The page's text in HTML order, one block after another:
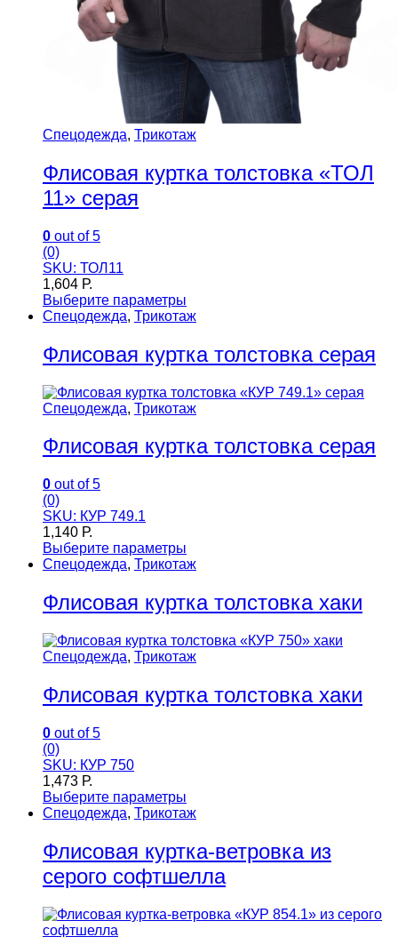
Спецодежда, Трикотаж
Флисовая куртка толстовка «ТОЛ
11» серая
0 out of 5
(0)
SKU: ТОЛ11
1,604 Р.
Выберите параметры
Спецодежда, Трикотаж
Флисовая куртка толстовка серая
Спецодежда, Трикотаж
Флисовая куртка толстовка серая
0 out of 5
(0)
SKU: КУР 749.1
1,140 Р.
Выберите параметры
Спецодежда, Трикотаж
Флисовая куртка толстовка хаки
Спецодежда, Трикотаж
Флисовая куртка толстовка хаки
0 out of 5
(0)
SKU: КУР 750
1,473 Р.
Выберите параметры
Спецодежда, Трикотаж
Флисовая куртка-ветровка из
серого софтшелла